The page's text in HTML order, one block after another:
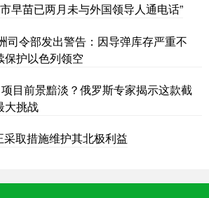
早苗已两月未与外国领导人通电话”
司令部发出警告：因导弹库存严重不
保护以色列领空
目前景黯淡？俄罗斯专家揭示这款截
大挑战
取措施维护其北极利益